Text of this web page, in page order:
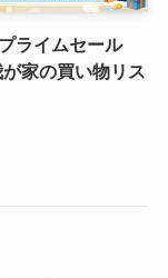
ライムセール
家の買い物リス